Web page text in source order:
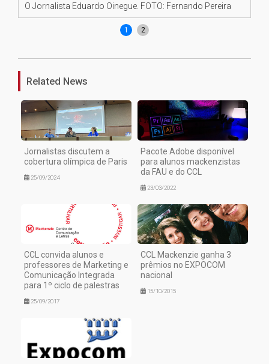
O Jornalista Eduardo Oinegue. FOTO: Fernando Pereira
1 2
Related News
Jornalistas discutem a
cobertura olímpica de Paris
25/09/2024
Pacote Adobe disponível
para alunos mackenzistas
da FAU e do CCL
23/03/2022
CCL convida alunos e
professores de Marketing e
Comunicação Integrada
para 1º ciclo de palestras
25/09/2017
CCL Mackenzie ganha 3
prêmios no EXPOCOM
nacional
15/10/2015